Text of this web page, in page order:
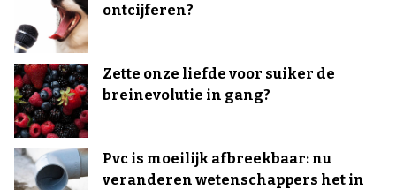
ontcijferen?
Zette onze liefde voor suiker de
breinevolutie in gang?
Pvc is moeilijk afbreekbaar: nu
veranderen wetenschappers het in